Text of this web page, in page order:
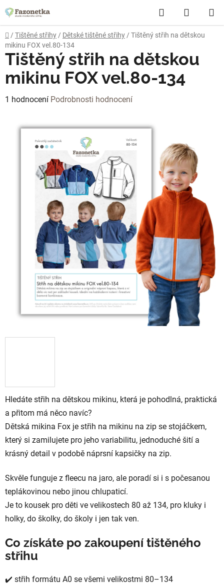
na
obsah
Hledat
KOŠÍK
Domů
/ Tištěné střihy / Dětské tištěné střihy / Tištěný střih na dětskou
mikinu FOX vel.80-134
Hledáte střih na dětskou mikinu, která je pohodlná, praktická
a přitom má něco navíc?
Dětská mikina Fox je střih na mikinu na zip se stojáčkem,
který si zamilujete pro jeho variabilitu, jednoduché šití a
krásný detail v podobě náprsní kapsičky na zip.
Skvěle funguje z fleecu na jaro, ale poradí si i s počesanou
teplákovinou nebo jinou chlupaticí.
Je to kousek pro děti ve velikostech 80 až 134, pro kluky i
holky, do školky, do školy i jen tak ven.
Co získáte po zakoupení tištěného
střihu
✔️ střih formátu A0 se všemi velikostmi 80–134
Tištěný střih na dětskou
mikinu FOX vel.80-134
Průměrné
produktu
1 hodnocení Podrobnosti hodnocení